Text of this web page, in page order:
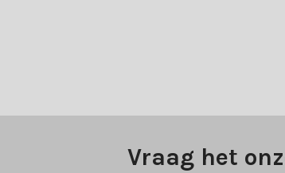
Vraag het